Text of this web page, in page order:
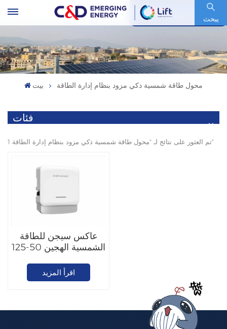
يبحث
رمز السهم : 600153.SH
بيت محول طاقة شمسية ذكي مزود بنظام إدارة الطاقة
فئات
1 تم العثور على نتائج لـ "محول طاقة شمسية ذكي مزود بنظام إدارة الطاقة"
عاكس سيجن للطاقة
الشمسية الهجين 50-125
اقرأ المزيد